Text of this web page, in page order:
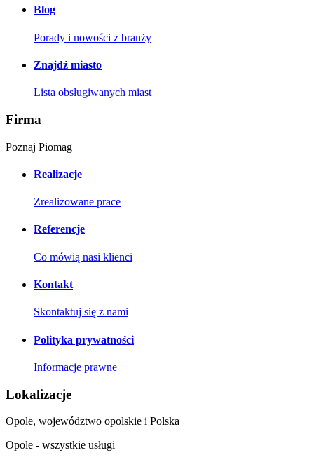
Blog
Porady i nowości z branży
Znajdź miasto
Lista obsługiwanych miast
Firma
Poznaj Piomag
Realizacje
Zrealizowane prace
Referencje
Co mówią nasi klienci
Kontakt
Skontaktuj się z nami
Polityka prywatności
Informacje prawne
Lokalizacje
Opole, województwo opolskie i Polska
Opole - wszystkie usługi